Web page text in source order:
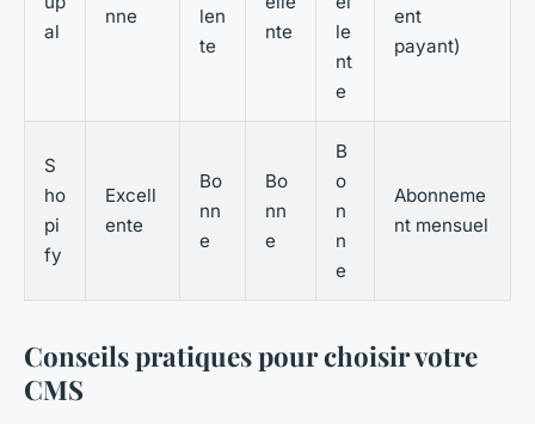
al
nne
len
te
nte
le
nt
e
ent
payant)
S
ho
pi
fy
Excell
ente
Bo
nn
e
Bo
nn
e
B
o
n
n
e
Abonneme
nt mensuel
Conseils pratiques pour choisir votre
CMS